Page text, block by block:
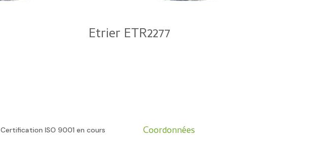
Etrier ETR2277
Certification ISO 9001 en cours Coordonnées